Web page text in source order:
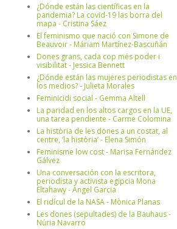
¿Dónde están las científicas en la
pandemia? La covid-19 las borra del
mapa - Cristina Sáez
El feminismo que nació con Simone de
Beauvoir - Máriam Martínez-Bascuñán
Dones grans, cada cop més poder i
visibilitat - Jessica Bennett
¿Dónde están las mujeres periodistas en
los medios? - Julieta Morales
Feminicidi social - Gemma Altell
La paridad en los altos cargos en la UE,
una tarea pendiente - Carme Colomina
La història de les dones a un costat, al
centre, ‘la història’ - Elena Simón
Feminisme low cost - Marisa Fernández
Gálvez
Una conversación con la escritora,
periodista y activista egipcia Mona
Eltahawy - Àngel Garcia
El ridícul de la NASA - Mònica Planas
Les dones (sepultades) de la Bauhaus -
Núria Navarro